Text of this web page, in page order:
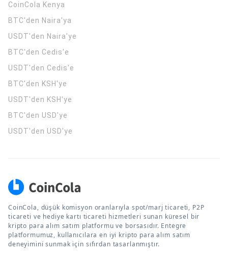
CoinCola Kenya
BTC'den Naira'ya
USDT'den Naira'ye
BTC'den Cedis'e
USDT'den Cedis'e
BTC'den KSH'ye
USDT'den KSH'ye
BTC'den USD'ye
USDT'den USD'ye
CoinCola, düşük komisyon oranlarıyla spot/marj ticareti, P2P
ticareti ve hediye kartı ticareti hizmetleri sunan küresel bir
kripto para alım satım platformu ve borsasıdır. Entegre
platformumuz, kullanıcılara en iyi kripto para alım satım
deneyimini sunmak için sıfırdan tasarlanmıştır.